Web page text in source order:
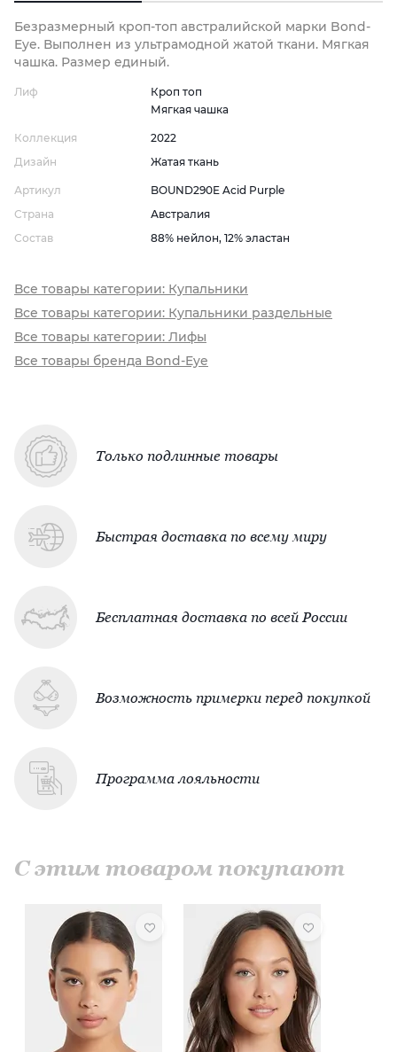
Безразмерный кроп-топ австралийской марки Bond-
Eye. Выполнен из ультрамодной жатой ткани. Мягкая
чашка. Размер единый.
Лиф
Кроп топ
Мягкая чашка
Коллекция
2022
Дизайн
Жатая ткань
Артикул
BOUND290E Acid Purple
Страна
Австралия
Состав
88% нейлон, 12% эластан
Все товары категории: Купальники
Все товары категории: Купальники раздельные
Все товары категории: Лифы
Все товары бренда Bond-Eye
Только подлинные товары
Быстрая доставка по всему миру
Бесплатная доставка по всей России
Возможность примерки перед покупкой
Программа лояльности
С этим товаром покупают